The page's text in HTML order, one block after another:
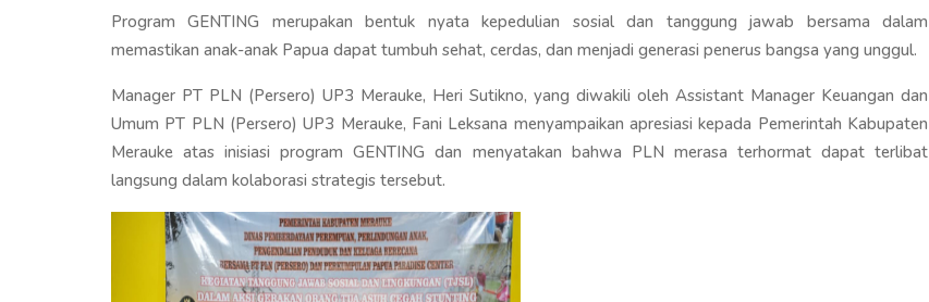
Program GENTING merupakan bentuk nyata kepedulian sosial dan tanggung jawab bersama dalam
memastikan anak-anak Papua dapat tumbuh sehat, cerdas, dan menjadi generasi penerus bangsa yang unggul.
Manager PT PLN (Persero) UP3 Merauke, Heri Sutikno, yang diwakili oleh Assistant Manager Keuangan dan
Umum PT PLN (Persero) UP3 Merauke, Fani Leksana menyampaikan apresiasi kepada Pemerintah Kabupaten
Merauke atas inisiasi program GENTING dan menyatakan bahwa PLN merasa terhormat dapat terlibat
langsung dalam kolaborasi strategis tersebut.